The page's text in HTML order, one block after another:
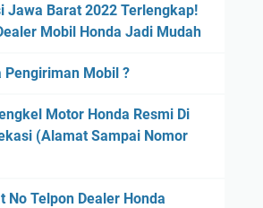
Jawa Barat 2022 Terlengkap!
Mobil Honda Jadi Mudah
Pengiriman Mobil ?
Motor Honda Resmi Di
(Alamat Sampai Nomor
No Telpon Dealer Honda